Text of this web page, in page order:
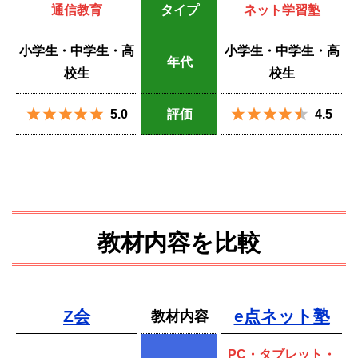
通信教育 タイプ ネット学習塾
小学生・中学生・高
校生
年代
小学生・中学生・高
校生
5.0 評価 4.5
教材内容を比較
Z会 教材内容 e点ネット塾
PC・タブレット・